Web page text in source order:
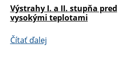
Výstrahy I. a II. stupňa pred
vysokými teplotami
Čítať ďalej